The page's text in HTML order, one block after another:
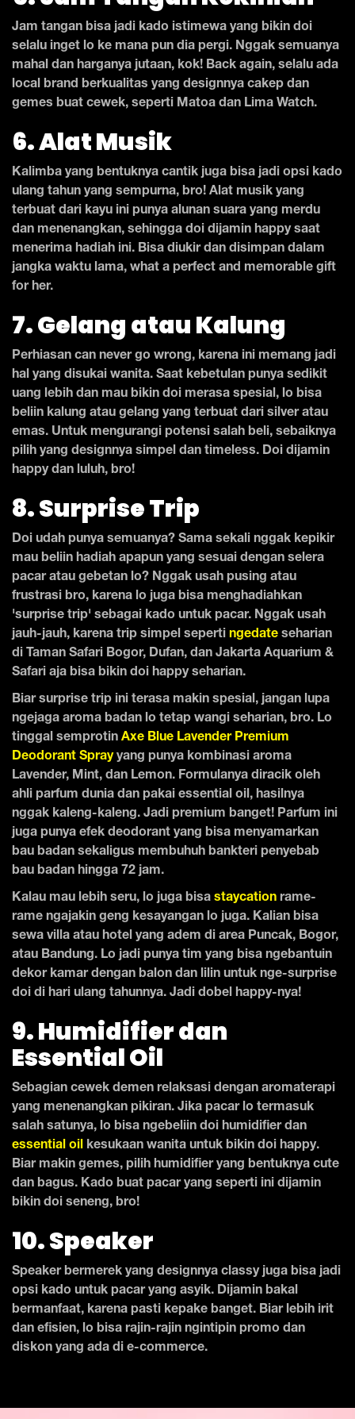
Jam tangan bisa jadi kado istimewa yang bikin doi
selalu inget lo ke mana pun dia pergi. Nggak semuanya
mahal dan harganya jutaan, kok! Back again, selalu ada
local brand berkualitas yang designnya cakep dan
gemes buat cewek, seperti Matoa dan Lima Watch.
6. Alat Musik
Kalimba yang bentuknya cantik juga bisa jadi opsi kado
ulang tahun yang sempurna, bro! Alat musik yang
terbuat dari kayu ini punya alunan suara yang merdu
dan menenangkan, sehingga doi dijamin happy saat
menerima hadiah ini. Bisa diukir dan disimpan dalam
jangka waktu lama, what a perfect and memorable gift
for her.
7. Gelang atau Kalung
Perhiasan can never go wrong, karena ini memang jadi
hal yang disukai wanita. Saat kebetulan punya sedikit
uang lebih dan mau bikin doi merasa spesial, lo bisa
beliin kalung atau gelang yang terbuat dari silver atau
emas. Untuk mengurangi potensi salah beli, sebaiknya
pilih yang designnya simpel dan timeless. Doi dijamin
happy dan luluh, bro!
8. Surprise Trip
Doi udah punya semuanya? Sama sekali nggak kepikir
mau beliin hadiah apapun yang sesuai dengan selera
pacar atau gebetan lo? Nggak usah pusing atau
frustrasi bro, karena lo juga bisa menghadiahkan
'surprise trip' sebagai kado untuk pacar. Nggak usah
jauh-jauh, karena trip simpel seperti ngedate seharian
di Taman Safari Bogor, Dufan, dan Jakarta Aquarium &
Safari aja bisa bikin doi happy seharian.
Biar surprise trip ini terasa makin spesial, jangan lupa
ngejaga aroma badan lo tetap wangi seharian, bro. Lo
tinggal semprotin Axe Blue Lavender Premium
Deodorant Sprayyang punya kombinasi aroma
Lavender, Mint, dan Lemon. Formulanya diracik oleh
ahli parfum dunia dan pakai essential oil, hasilnya
nggak kaleng-kaleng. Jadi premium banget! Parfum ini
juga punya efek deodorant yang bisa menyamarkan
bau badan sekaligus membuhuh bankteri penyebab
bau badan hingga 72 jam.
Kalau mau lebih seru, lo juga bisa staycation rame-
rame ngajakin geng kesayangan lo juga. Kalian bisa
sewa villa atau hotel yang adem di area Puncak, Bogor,
atau Bandung. Lo jadi punya tim yang bisa ngebantuin
dekor kamar dengan balon dan lilin untuk nge-surprise
doi di hari ulang tahunnya. Jadi dobel happy-nya!
9. Humidifier dan
Essential Oil
Sebagian cewek demen relaksasi dengan aromaterapi
yang menenangkan pikiran. Jika pacar lo termasuk
salah satunya, lo bisa ngebeliin doi humidifier dan
essential oil kesukaan wanita untuk bikin doi happy.
Biar makin gemes, pilih humidifier yang bentuknya cute
dan bagus. Kado buat pacar yang seperti ini dijamin
bikin doi seneng, bro!
10. Speaker
Speaker bermerek yang designnya classy juga bisa jadi
opsi kado untuk pacar yang asyik. Dijamin bakal
bermanfaat, karena pasti kepake banget. Biar lebih irit
dan efisien, lo bisa rajin-rajin ngintipin promo dan
diskon yang ada di e-commerce.